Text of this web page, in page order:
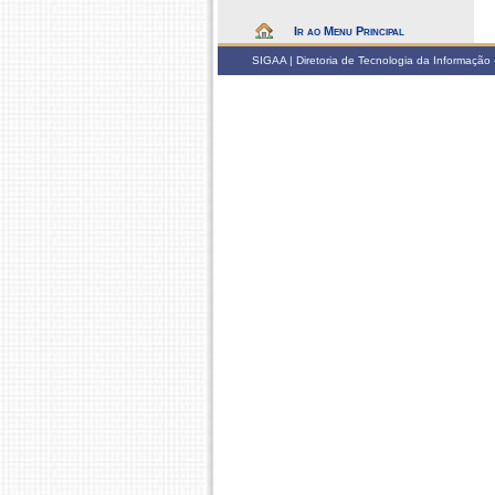
Ir ao Menu Principal
SIGAA | Diretoria de Tecnologia da